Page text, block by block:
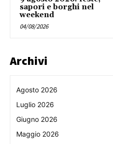
sapori e borghi nel
weekend
04/08/2026
Archivi
Agosto 2026
Luglio 2026
Giugno 2026
Maggio 2026